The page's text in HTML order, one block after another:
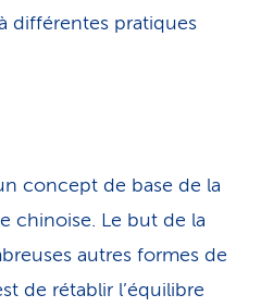
différentes pratiques
concept de base de la
chinoise. Le but de la
autres formes de
de rétablir l’équilibre